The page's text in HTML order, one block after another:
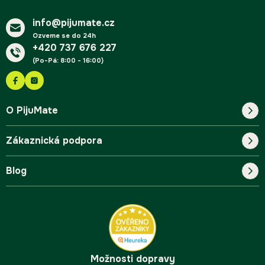
info@pijumate.cz
Ozveme se do 24h
+420 737 676 227
(Po-Pá: 8:00 - 16:00)
O PijuMate
Náš příběh
Zákaznická podpora
Kontakt
Blog
Možnosti dopravy